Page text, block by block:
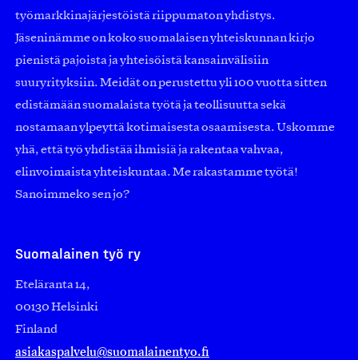
työmarkkinajärjestöistä riippumaton yhdistys.
Jäseninämme on koko suomalaisen yhteiskunnan kirjo
pienistä pajoista ja yhteisöistä kansainvälisiin
suuryrityksiin. Meidät on perustettu yli 100 vuotta sitten
edistämään suomalaista työtä ja teollisuutta sekä
nostamaan ylpeyttä kotimaisesta osaamisesta. Uskomme
yhä, että työ yhdistää ihmisiä ja rakentaa vahvaa,
elinvoimaista yhteiskuntaa. Me rakastamme työtä!
Sanoimmeko sen jo?
Suomalainen työ ry
Eteläranta 14,
00130 Helsinki
Finland
asiakaspalvelu@suomalainentyo.fi